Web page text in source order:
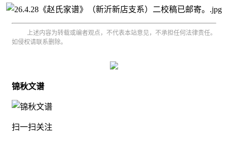
上述内容为转载或编者观点，不代表本站意见，不承担任何法律责任。
如侵权请联系删除。
锦秋文谱
扫一扫关注